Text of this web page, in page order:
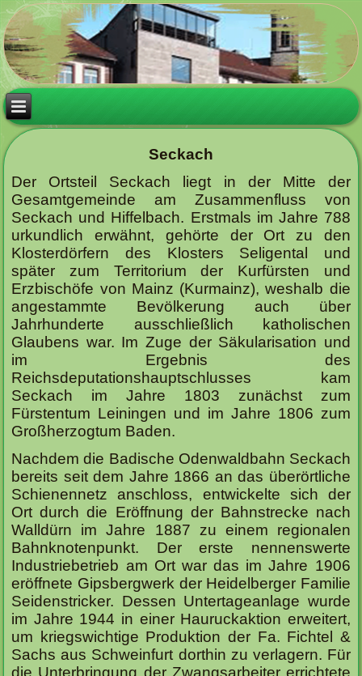
Seckach
Der Ortsteil Seckach liegt in der Mitte der
Gesamtgemeinde am Zusammenfluss von
Seckach und Hiffelbach. Erstmals im Jahre 788
urkundlich erwähnt, gehörte der Ort zu den
Klosterdörfern des Klosters Seligental und
später zum Territorium der Kurfürsten und
Erzbischöfe von Mainz (Kurmainz), weshalb die
angestammte Bevölkerung auch über
Jahrhunderte ausschließlich katholischen
Glaubens war. Im Zuge der Säkularisation und
im Ergebnis des
Reichsdeputationshauptschlusses kam
Seckach im Jahre 1803 zunächst zum
Fürstentum Leiningen und im Jahre 1806 zum
Großherzogtum Baden.
Nachdem die Badische Odenwaldbahn Seckach
bereits seit dem Jahre 1866 an das überörtliche
Schienennetz anschloss, entwickelte sich der
Ort durch die Eröffnung der Bahnstrecke nach
Walldürn im Jahre 1887 zu einem regionalen
Bahnknotenpunkt. Der erste nennenswerte
Industriebetrieb am Ort war das im Jahre 1906
eröffnete Gipsbergwerk der Heidelberger Familie
Seidenstricker. Dessen Untertageanlage wurde
im Jahre 1944 in einer Hauruckaktion erweitert,
um kriegswichtige Produktion der Fa. Fichtel &
Sachs aus Schweinfurt dorthin zu verlagern. Für